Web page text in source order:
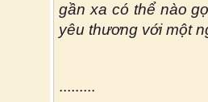
gần xa có thể nào
yêu thương với một
.........